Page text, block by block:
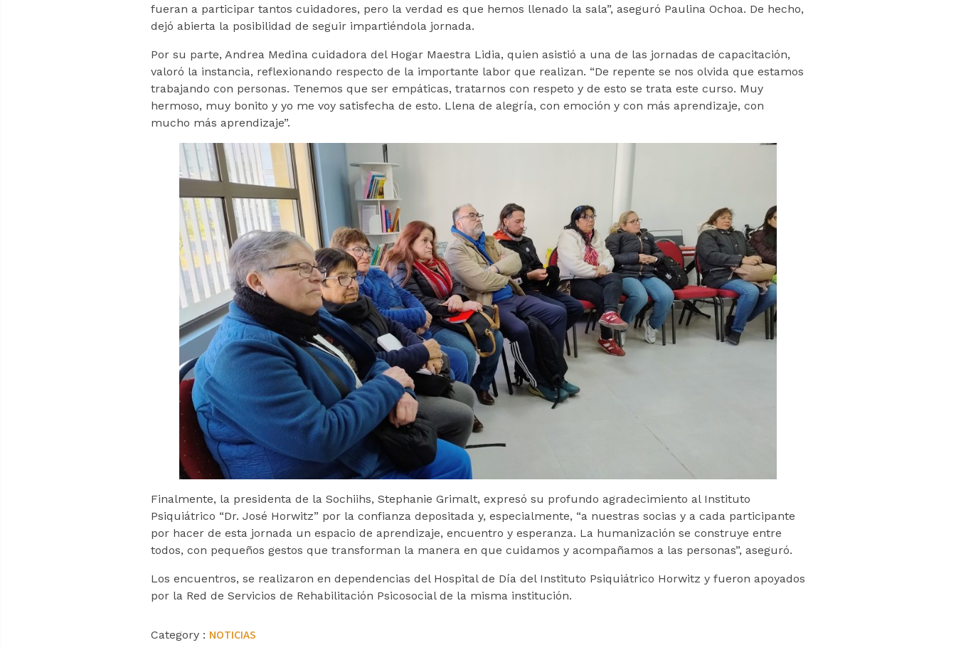
fueran a participar tantos cuidadores, pero la verdad es que hemos llenado la sala”, aseguró Paulina Ochoa. De hecho,
dejó abierta la posibilidad de seguir impartiéndola jornada.
Por su parte, Andrea Medina cuidadora del Hogar Maestra Lidia, quien asistió a una de las jornadas de capacitación,
valoró la instancia, reflexionando respecto de la importante labor que realizan. “De repente se nos olvida que estamos
trabajando con personas. Tenemos que ser empáticas, tratarnos con respeto y de esto se trata este curso. Muy
hermoso, muy bonito y yo me voy satisfecha de esto. Llena de alegría, con emoción y con más aprendizaje, con
mucho más aprendizaje”.
Finalmente, la presidenta de la Sochiihs, Stephanie Grimalt, expresó su profundo agradecimiento al Instituto
Psiquiátrico “Dr. José Horwitz” por la confianza depositada y, especialmente, “a nuestras socias y a cada participante
por hacer de esta jornada un espacio de aprendizaje, encuentro y esperanza. La humanización se construye entre
todos, con pequeños gestos que transforman la manera en que cuidamos y acompañamos a las personas”, aseguró.
Los encuentros, se realizaron en dependencias del Hospital de Día del Instituto Psiquiátrico Horwitz y fueron apoyados
por la Red de Servicios de Rehabilitación Psicosocial de la misma institución.
Category : NOTICIAS